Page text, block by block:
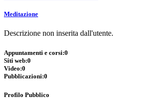
Meditazione
Descrizione non inserita dall'utente.
Appuntamenti e corsi:0
Siti web:0
Video:0
Pubblicazioni:0
Profilo Pubblico